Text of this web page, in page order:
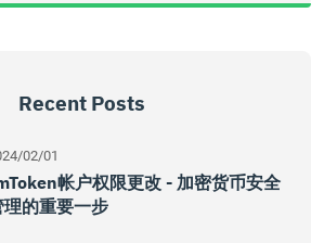
Recent Posts
02/01
帐户权限更改 - 加密货币安全
理的重要一步